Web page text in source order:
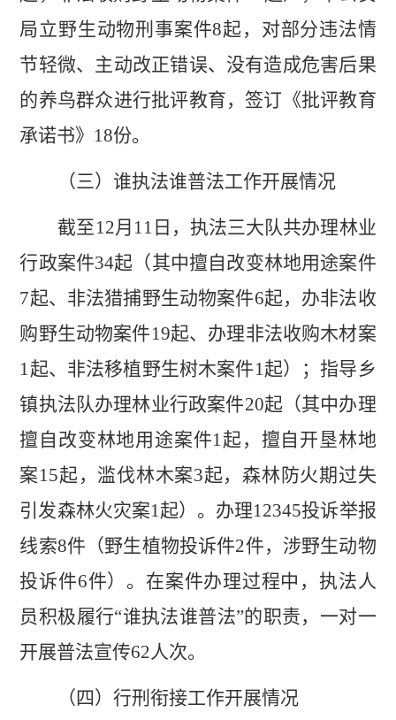
局立野生动物刑事案件8起， 对部分违法情
节轻微、主动改正错误、没有造成危害后果
的养鸟群众进行批评教育，签订《批评教育
承诺书》 18份。
（三）谁执法谁普法工作开展情况
截至12月 11 日，执法三大队共办理林业
行政案件34起（其中擅自改变林地用途案件
7起、非法猎捕野生动物案件6起，办非法收
购野生动物案件19起、办理非法收购木材案
1起、非法移植野生树木案件1起）；指导乡
镇执法队办理林业行政案件20起（其中办理
擅自改变林地用途案件1起，擅自开垦林地
案15起，滥伐林木案3起，森林防火期过失
引发森林火灾案1起）。办理12345投诉举报
线索8件（野生植物投诉件2件，涉野生动物
投诉件6件） 。 在案件办理过程中，执法人
员积极履行“谁执法谁普法”的职责，一对一
开展普法宣传62人次。
（四）行刑衔接工作开展情况